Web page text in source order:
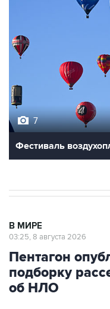
Фестиваль
Пентагон
подборку
об НЛО
Москва. 8 августа.